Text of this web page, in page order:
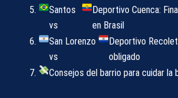
Santos
vs
Deportivo Cuenca:
en Brasil
San Lorenzo
vs
Deportivo
obligado
Consejos del barrio para cuidar la